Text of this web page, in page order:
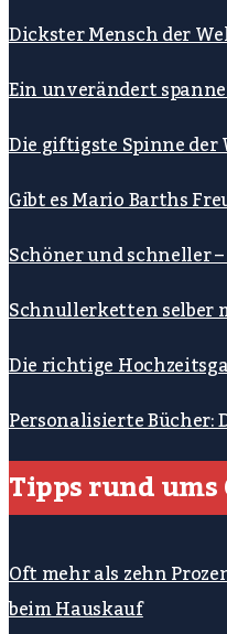
Dickster Mensch der
Ein unverändert
Die giftigste Spinne der
Gibt es Mario Barths
Schöner und schneller
Schnullerketten selber
Die richtige
Personalisierte Bücher:
Tipps rund ums
Oft mehr als zehn
beim Hauskauf